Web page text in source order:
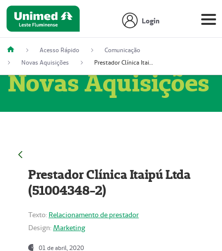
Login
Acesso Rápido
Comunicação
Novas Aquisições
Prestador Clínica Itaipú Ltda (51004348-2)
Novas Aquisições
Prestador Clínica Itaipú Ltda
(51004348-2)
Texto: Relacionamento de prestador
Design: Marketing
01 de abril, 2020